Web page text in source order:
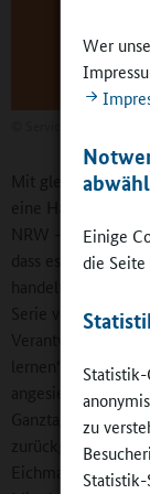
Wer
Einige
die
zu
Mit gleichem
eine
NRW – Beiträge
dass es sich um
handelt, zeigt,
Serie von
Verantwortlich
lernen“, die im
angesiedelt ist und
Ganztagsbereich
zurückgreifen
Eichmann-